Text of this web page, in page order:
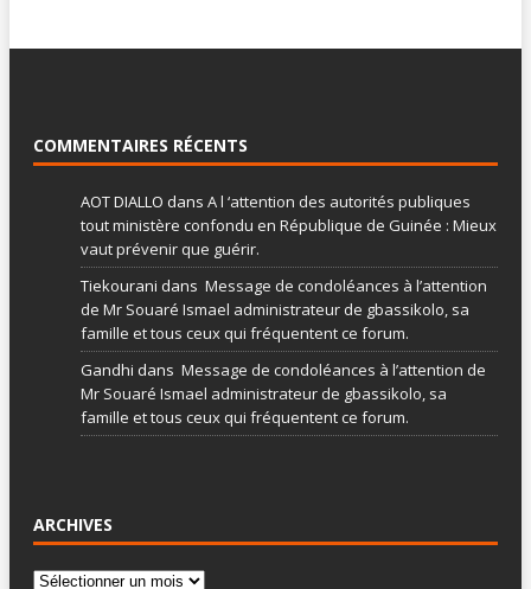
COMMENTAIRES RÉCENTS
AOT DIALLO dans A l ‘attention des autorités publiques
tout ministère confondu en République de Guinée : Mieux
vaut prévenir que guérir.
Tiekourani dans Message de condoléances à l’attention
de Mr Souaré Ismael administrateur de gbassikolo, sa
famille et tous ceux qui fréquentent ce forum.
Gandhi dans Message de condoléances à l’attention de
Mr Souaré Ismael administrateur de gbassikolo, sa
famille et tous ceux qui fréquentent ce forum.
ARCHIVES